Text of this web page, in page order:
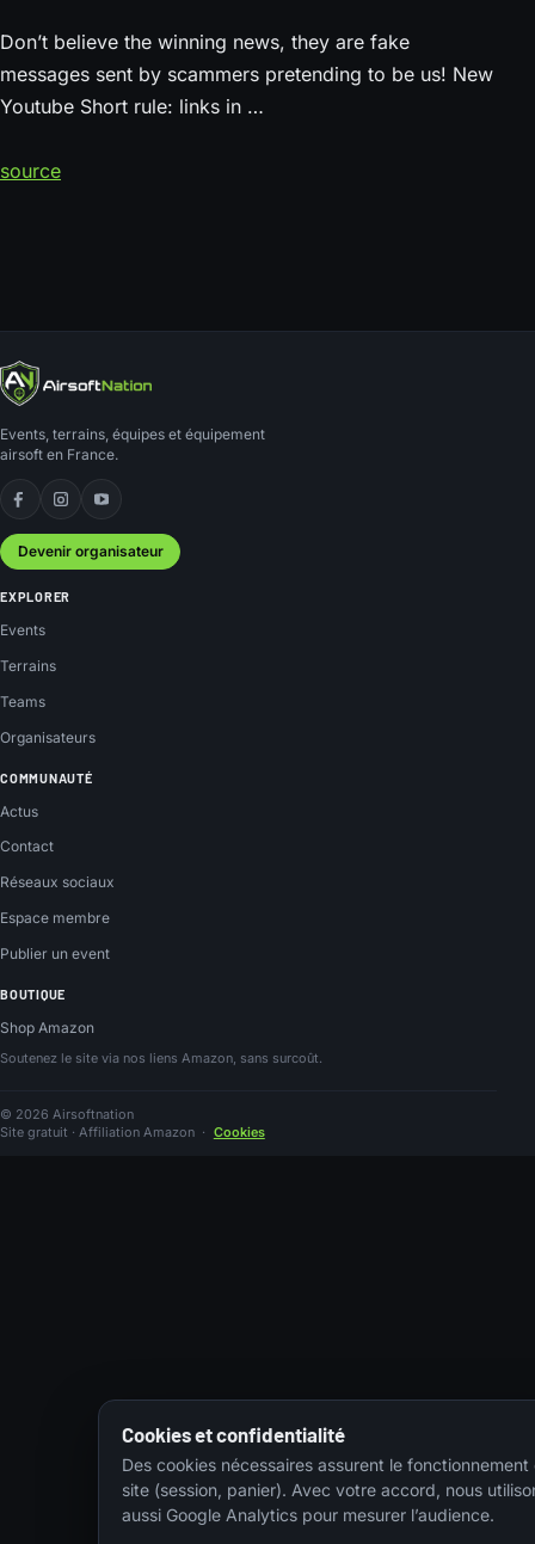
Don’t believe the winning news, they are fake
messages sent by scammers pretending to be us! New
Youtube Short rule: links in …
source
Events, terrains, équipes et équipement
airsoft en France.
Facebook
Instagram
YouTube
Devenir organisateur
EXPLORER
Events
Terrains
Teams
Organisateurs
COMMUNAUTÉ
Actus
Contact
Réseaux sociaux
Espace membre
Publier un event
BOUTIQUE
Shop Amazon
Soutenez le site via nos liens Amazon, sans surcoût.
© 2026 Airsoftnation
Site gratuit · Affiliation Amazon · Cookies
Cookies et confidentialité
Des cookies nécessaires assurent le fonctionnement
site (session, panier). Avec votre accord, nous
aussi Google Analytics pour mesurer l’audience.